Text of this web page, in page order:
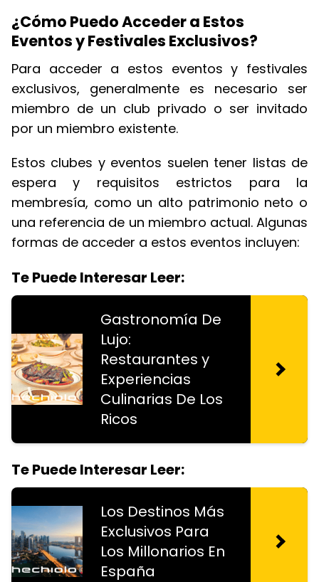
¿Cómo Puedo Acceder a Estos
Eventos y Festivales Exclusivos?
Para acceder a estos eventos y festivales
exclusivos, generalmente es necesario ser
miembro de un club privado o ser invitado
por un miembro existente.
Estos clubes y eventos suelen tener listas de
espera y requisitos estrictos para la
membresía, como un alto patrimonio neto o
una referencia de un miembro actual. Algunas
formas de acceder a estos eventos incluyen:
Te Puede Interesar Leer:
Gastronomía De
Lujo:
Restaurantes y
Experiencias
Culinarias De Los
Ricos
Te Puede Interesar Leer:
Los Destinos Más
Exclusivos Para
Los Millonarios En
España